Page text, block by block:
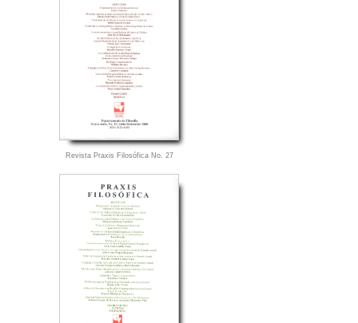
Revista Praxis Filosófica No. 27